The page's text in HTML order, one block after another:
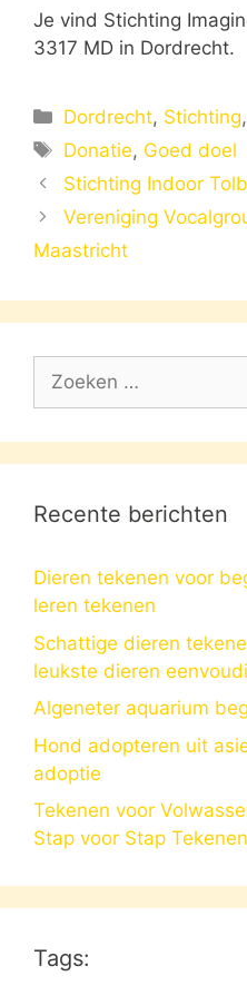
Je vind Stichting
3317 MD in Dordrecht.
Categorieën
Dordrecht, Stichting,
Tags
Donatie, Goed doel
Stichting Indoor
Vereniging
Maastricht
Zoek
Recente berichten
Dieren tekenen voor
leren tekenen
Schattige dieren
leukste dieren
Algeneter aquarium
Hond adopteren uit
adoptie
Tekenen voor
Stap voor Stap Tekenen
Tags: